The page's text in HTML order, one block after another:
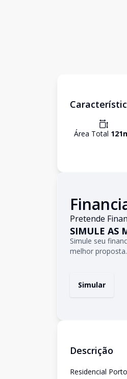
Área Total 121
Pretende
SIMULE AS
Simule seu
melhor proposta.
Simular
Descrição
Residencial